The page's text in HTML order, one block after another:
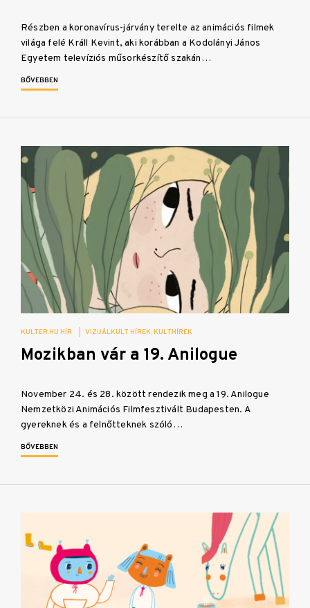
Részben a koronavírus-járvány terelte az animációs filmek
világa felé Králl Kevint, aki korábban a Kodolányi János
Egyetem televíziós műsorkészítő szakán…
BŐVEBBEN
KULTER.HU HÍR VIZUÁLKULT HÍREK KULTHÍREK
Mozikban vár a 19. Anilogue
November 24. és 28. között rendezik meg a 19. Anilogue
Nemzetközi Animációs Filmfesztivált Budapesten. A
gyereknek és a felnőtteknek szóló…
BŐVEBBEN